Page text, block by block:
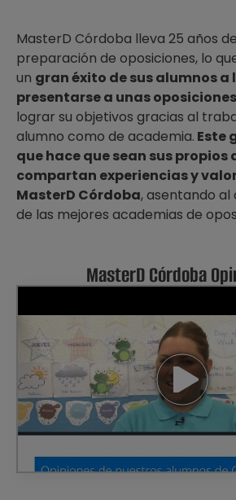
MasterD Córdoba lleva 25 años
preparación de oposiciones, lo
un gran éxito de sus alumnos a
presentarse a unas oposiciones
lograr su objetivos gracias al
alumno como de academia. Este
que hace que sean sus propios
compartan experiencias y
MasterD Córdoba, asentando
de las mejores academias de
MasterD Córdoba